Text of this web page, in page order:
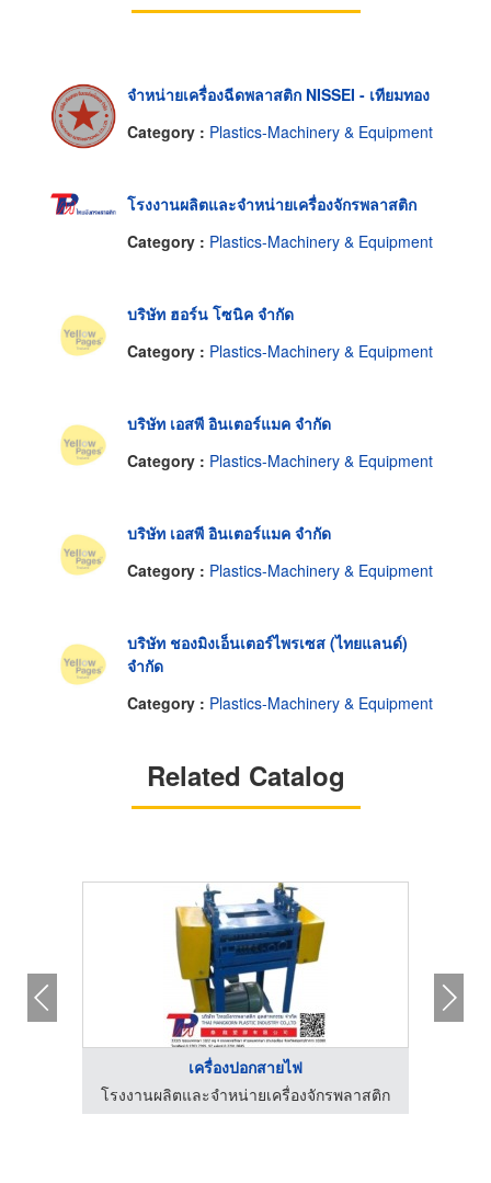
จำหน่ายเครื่องฉีดพลาสติก NISSEI - เทียมทอง
Category : Plastics-Machinery & Equipment
โรงงานผลิตและจำหน่ายเครื่องจักรพลาสติก
Category : Plastics-Machinery & Equipment
บริษัท ฮอร์น โซนิค จำกัด
Category : Plastics-Machinery & Equipment
บริษัท เอสพี อินเตอร์แมค จำกัด
Category : Plastics-Machinery & Equipment
บริษัท เอสพี อินเตอร์แมค จำกัด
Category : Plastics-Machinery & Equipment
บริษัท ชองมิงเอ็นเตอร์ไพรเซส (ไทยแลนด์)
จำกัด
Category : Plastics-Machinery & Equipment
Related Catalog
เครื่องปอกสายไฟ
โรงงานผลิตและจำหน่ายเครื่องจักรพลาสติก